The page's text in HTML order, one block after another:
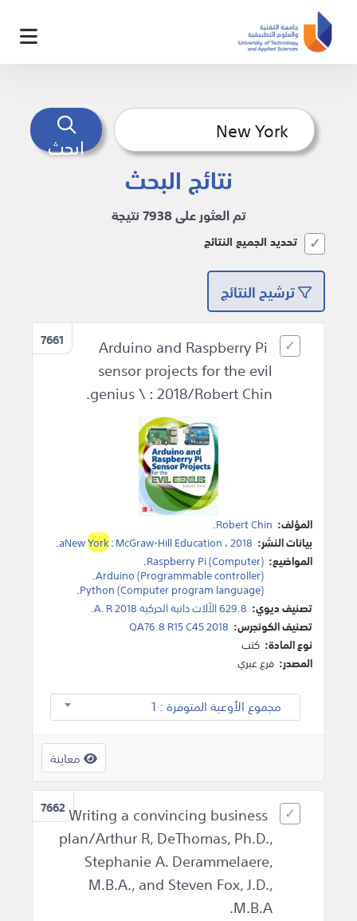
ابحث
نتائج البحث
تم العثور على 7938 نتيجة
تحديد الجميع النتائج
ترشيح النتائج
7661
Arduino and Raspberry Pi
sensor projects for the evil
genius \ : 2018/Robert Chin.
المؤلف: Robert Chin
.
بيانات النشر:
aNewYork:McGraw-Hill Education ،2018
.
المواضيع: Raspberry Pi (Computer)
.
Arduino (Programmable controller)
.
Python (Computer program language)
.
تصنيف ديوي: 629.8 الآلات ذاتية الحركية A. R 2018.
تصنيف الكونجرس: QA76.8 R15 C45 2018
نوع المادة: كتب
المصدر: فرع عبري
مجموع الأوعية المتوفرة : 1
معاينة
7662Writing a convincing business
plan/Arthur R, DeThomas, Ph.D.,
Stephanie A. Derammelaere,
M.B.A., and Steven Fox, J.D.,
M.B.A.